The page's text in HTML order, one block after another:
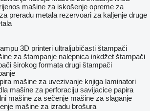
mašine za iskošenje opreme za
preradu metala rezervoari za kaljenje druge
3D printeri ultraljubičasti štampači
za štampanje nalepnica inkdžet štampači
širokog formata drugi štampači
mašine za uvezivanje knjiga laminatori
mašine za perforaciju savijacice papira
mašine za sečenje mašine za slaganje
mašine za izradu brošura